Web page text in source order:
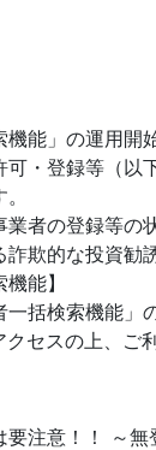
機能」の運用開
可・登録等（以
者の登録等の
欺的な投資勧
能】
一括検索機能」
セスの上、ご
注意！！ ～